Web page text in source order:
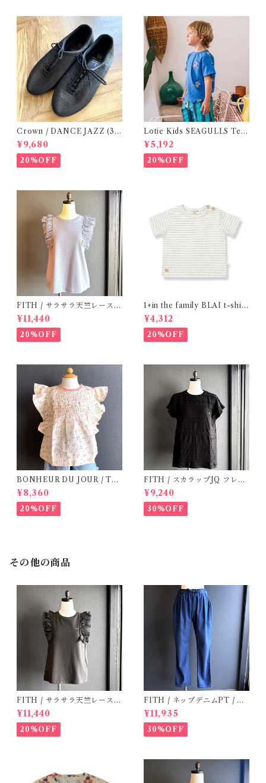
Crown / DANCE JAZZ (3:2
2cm / 6:24-24,5 ) Black
¥9,680
20%OFF
Lotie Kids SEAGULLS Tee
(12m- 8Y)
¥5,192
20%OFF
FITH / サラサラ天竺レースT
シャツ (BL) / 145・155
¥11,440
20%OFF
1+in the family BLAI t-shirt
(Grey)
¥4,312
20%OFF
BONHEUR DU JOUR / TO
SCANE BlOUSE (Rose 2~6
Y)
¥8,360
20%OFF
FITH / スカラップJQ フレン
チスリーブTシャツ (Black) /
Size 1・2
¥9,240
30%OFF
その他の商品
FITH / サラサラ天竺レースT
シャツ (Black) / 145・155
¥11,440
20%OFF
FITH / ネップデニムPT / サ
イズ2
¥11,935
30%OFF